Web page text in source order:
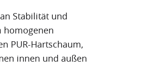
Stabilität und
homogenen
PUR-Hartschaum,
innen und außen